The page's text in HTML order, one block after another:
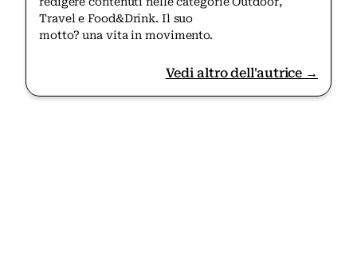
Travel e Food&Drink. Il suo
motto? una vita in movimento.
Vedi altro dell'autrice →